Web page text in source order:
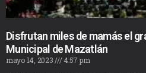
Disfrutan miles de mamás el
Municipal de Mazatlán
mayo 14, 2023
4:57 pm